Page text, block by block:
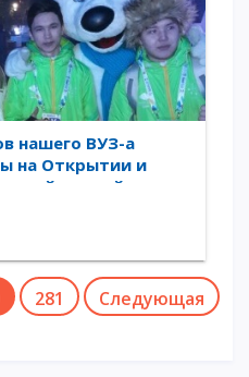
нашего ВУЗ-а
на Открытии и
зимней
281 Следующая